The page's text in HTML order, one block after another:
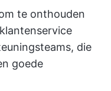
te onthouden
die
goede